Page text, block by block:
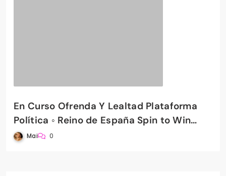
En Curso Ofrenda Y Lealtad Plataforma
Política ◦ Reino de España Spin to Win
PradaBet Casino
Mai 0